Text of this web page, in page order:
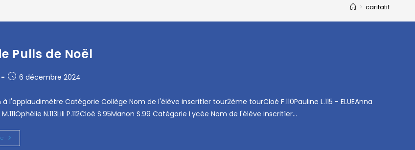
> caritatif
Pulls de Noël
6 décembre 2024
l'applaudimètre Catégorie Collège Nom de l'élève inscrit1er tour2ème tourCloé F.110Pauline L.115 - ELUEAnna
M.111Ophélie N.113Lili P.112Cloé S.95Manon S.99 Catégorie Lycée Nom de l'élève inscrit1er…